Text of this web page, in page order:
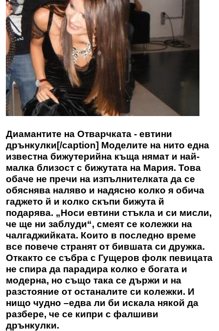
Диамантите на Отварчката - евтини
дрънкулки[/caption] Моделите на нито една
известна бижутерийна къща нямат и най-
малка близост с бижутата на Мария. Това
обаче не пречи на изпълнителката да се
обяснява наляво и надясно колко я обича
гаджето й и колко скъпи бижута й
подарява. „Носи евтини стъкла и си мисли,
че ще ни заблуди“, смеят се колежки на
чалгаджийката. Които в последно време
все повече странят от бившата си дружка.
Откакто се събра с Гущеров фолк певицата
не спира да парадира колко е богата и
модерна, но също така се държи и на
разстояние от останалите си колежки. И
нищо чудно –едва ли би искала някой да
разбере, че се кипри с фалшиви
дрънкулки.